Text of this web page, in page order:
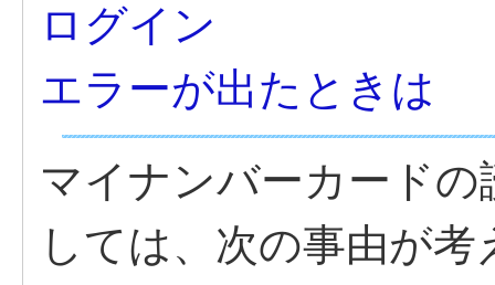
ログイン
エラーが出たときは
マイナンバーカード
しては、次の事由が